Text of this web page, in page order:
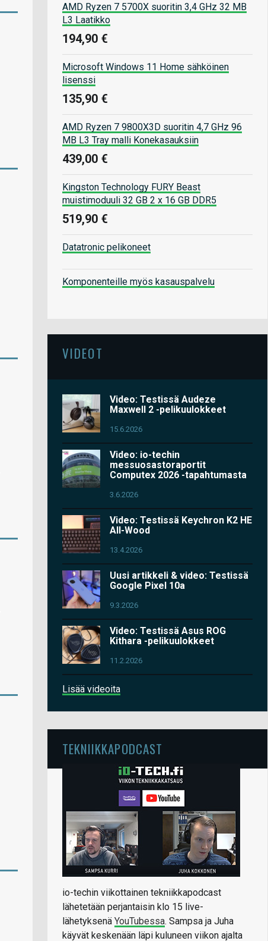
AMD Ryzen 7 5700X suoritin 3,4 GHz 32 MB
L3 Laatikko
194,90 €
Microsoft Windows 11 Home sähköinen
lisenssi
135,90 €
AMD Ryzen 7 9800X3D suoritin 4,7 GHz 96
MB L3 Tray malli Konekasauksiin
439,00 €
Kingston Technology FURY Beast
muistimoduuli 32 GB 2 x 16 GB DDR5
519,90 €
Datatronic pelikoneet
Komponenteille myös kasauspalvelu
VIDEOT
Video: Testissä Audeze
Maxwell 2 -pelikuulokkeet
15.6.2026
Video: io-techin
messuosastoraportit
Computex 2026 -tapahtumasta
3.6.2026
Video: Testissä Keychron K2 HE
All-Wood
13.4.2026
Uusi artikkeli & video: Testissä
Google Pixel 10a
9.3.2026
Video: Testissä Asus ROG
Kithara -pelikuulokkeet
11.2.2026
Lisää videoita
TEKNIIKKAPODCAST
io-techin viikottainen tekniikkapodcast
lähetetään perjantaisin klo 15 live-
lähetyksenä YouTubessa. Sampsa ja Juha
käyvät keskenään läpi kuluneen viikon ajalta